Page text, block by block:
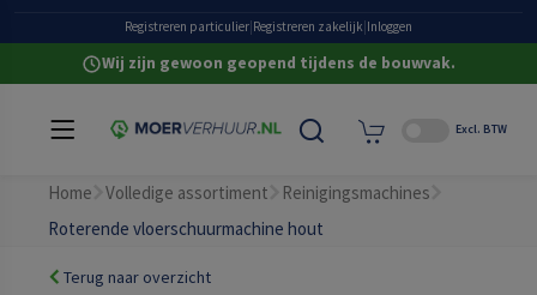
Grote eigen voorraadRegistreren particulier Registreren zakelijk Inloggen
Wij zijn gewoon geopend tijdens de bouwvak.
Excl. BTW
Home Volledige assortiment
Reinigingsmachines
Roterende vloerschuurmachine hout
Terug naar overzicht